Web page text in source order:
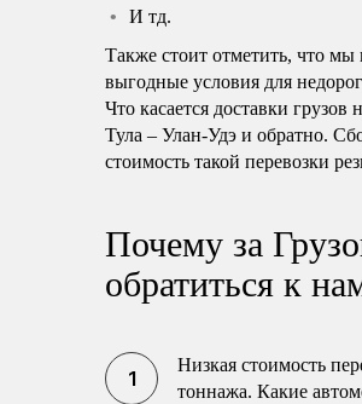
И тд.
Также стоит отметить, что мы
выгодные условия для
Что касается доставки
Тула – Улан-Удэ и обратно.
стоимость такой перевозки
Почему за
обратиться к
Низкая стоимость
тоннажа. Какие